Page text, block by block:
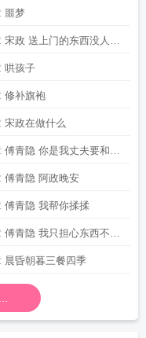
噩梦
宋政 送上门的东西没人会
哄孩子
修补旗袍
宋政在做什么
傅青隐 你是我丈夫要和我
的男人
傅青隐 阿政晚安
傅青隐 我帮你揉揉
傅青隐 我只担心东西不够
他
晨昏朝暮三餐四季